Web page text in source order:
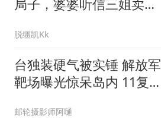
局子，婆婆听信三姐卖婚
脱缰凯Kk
台独装硬气被实锤 解放军
靶场曝光惊呆岛内 11复刻
邮轮摄影师阿嗵